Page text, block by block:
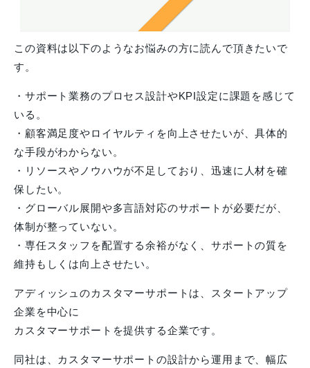
この資料は以下のようなお悩みの方に読んで頂きたいで
す。
・サポート業務のプロセス設計やKPI設定に課題を感じて
いる。
・顧客満足度やロイヤルティを向上させたいが、具体的
な手段がわからない。
・リソースやノウハウが不足しており、迅速に人材を確
保したい。
・グローバル展開や多言語対応のサポートが必要だが、
体制が整っていない。
・専任スタッフを配置する余裕がなく、サポートの質を
維持もしくは向上させたい。
アディッシュのカスタマーサポートは、スタートアップ
企業を中心に
カスタマーサポートを提供する企業です。
同社は、カスタマーサポートの設計から運用まで、幅広